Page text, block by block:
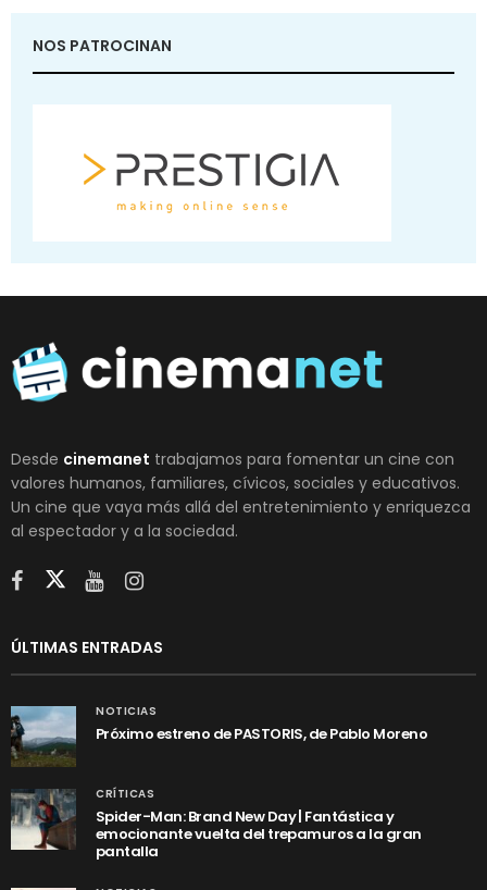
NOS PATROCINAN
Desde cinemanet trabajamos para fomentar un cine con
valores humanos, familiares, cívicos, sociales y educativos.
Un cine que vaya más allá del entretenimiento y enriquezca
al espectador y a la sociedad.
ÚLTIMAS ENTRADAS
NOTICIAS
Próximo estreno de PASTORIS, de Pablo Moreno
CRÍTICAS
Spider-Man: Brand New Day | Fantástica y
emocionante vuelta del trepamuros a la gran
pantalla